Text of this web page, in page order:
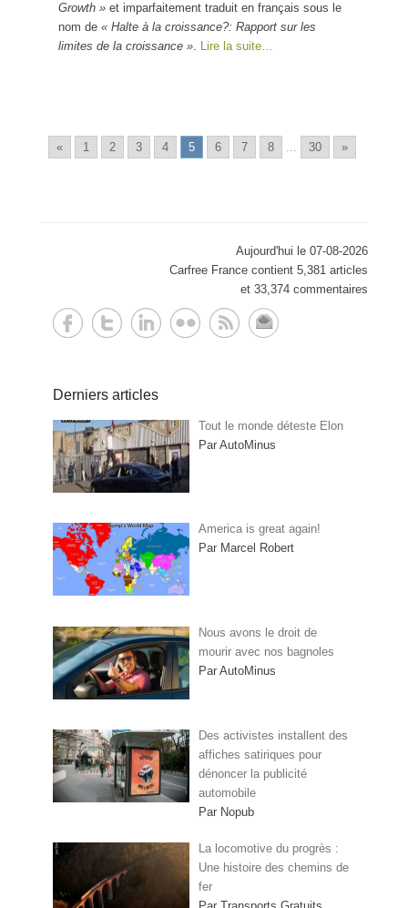
Growth » et imparfaitement traduit en français sous le
nom de « Halte à la croissance?: Rapport sur les
limites de la croissance ». Lire la suite…
« 1 2 3 4 5 6 7 8 ... 30 »
Aujourd'hui le 07-08-2026
Carfree France contient 5,381 articles
et 33,374 commentaires
Derniers articles
Tout le monde déteste Elon
Par AutoMinus
America is great again!
Par Marcel Robert
Nous avons le droit de
mourir avec nos bagnoles
Par AutoMinus
Des activistes installent des
affiches satiriques pour
dénoncer la publicité
automobile
Par Nopub
La locomotive du progrès :
Une histoire des chemins de
fer